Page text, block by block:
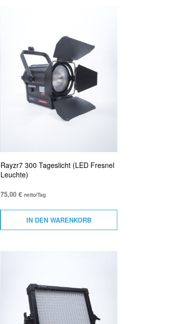
Rayzr7 300 Tageslicht (LED Fresnel
Leuchte)
75,00€ netto/Tag
IN DEN WARENKORB